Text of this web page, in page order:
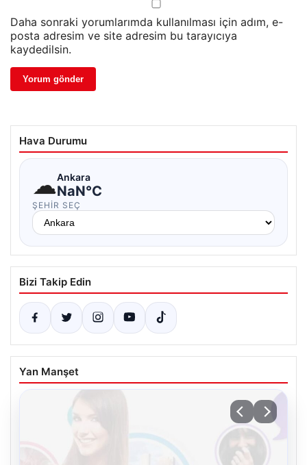
Daha sonraki yorumlarımda kullanılması için adım, e-
posta adresim ve site adresim bu tarayıcıya
kaydedilsin.
Hava Durumu
☁Ankara
NaN°C
ŞEHIR SEÇ
Bizi Takip Edin
Yan Manşet